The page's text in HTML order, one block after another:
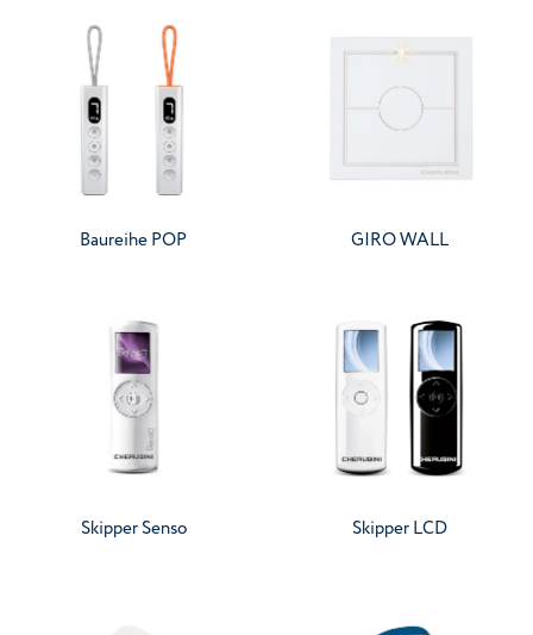
Baureihe POP GIRO WALL
Skipper Senso Skipper LCD